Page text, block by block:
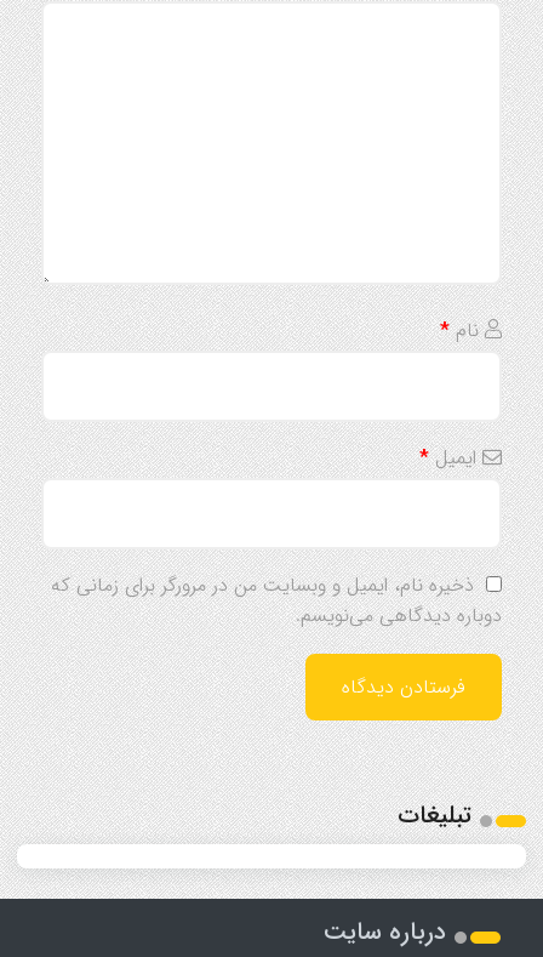
نام*
ایمیل*
ذخیره نام، ایمیل و وبسایت من در مرورگر برای زمانی که
دوباره دیدگاهی می‌نویسم.
تبلیغات
درباره سایت